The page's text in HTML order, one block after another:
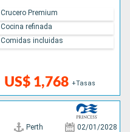
US$ 1,768 +Tasas
Crucero Premium
Cocina refinada
Comidas incluidas
Perth 02/01/2028